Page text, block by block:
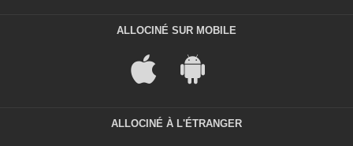
ALLOCINÉ SUR MOBILE
ALLOCINÉ À L'ÉTRANGER